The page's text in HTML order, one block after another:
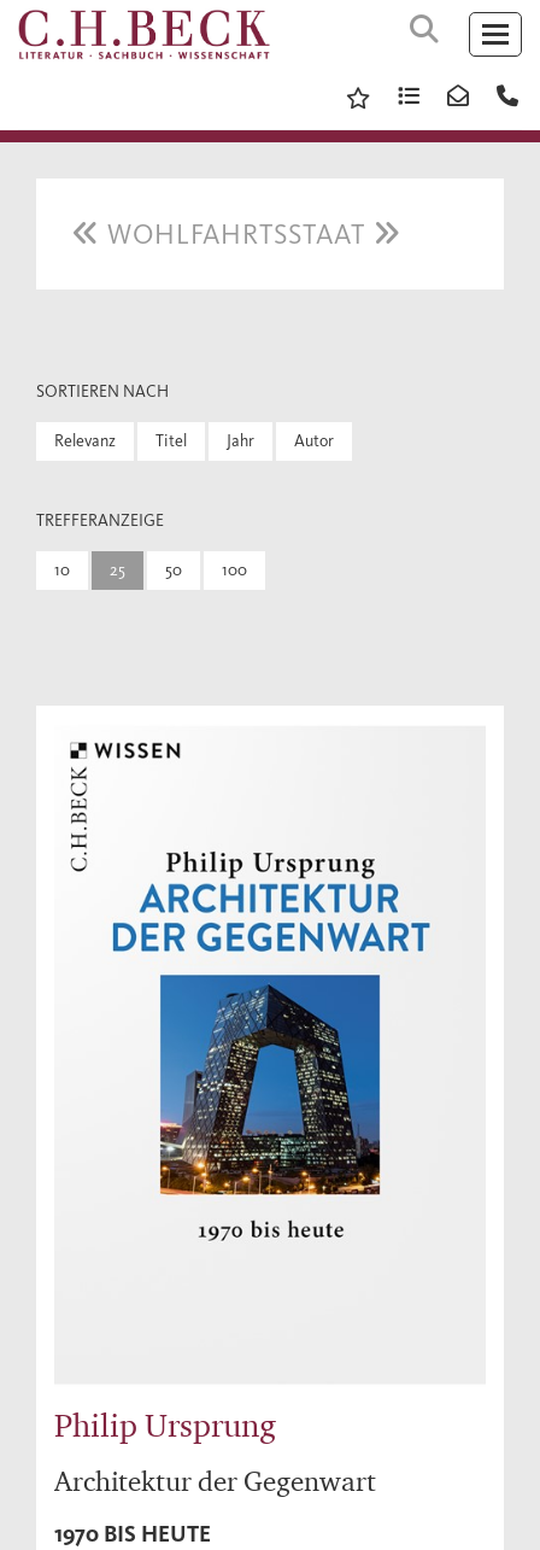
WOHLFAHRTSSTAAT
SORTIEREN NACH
Relevanz Titel Jahr Autor
TREFFERANZEIGE
10 25 50 100
Philip Ursprung
Architektur der Gegenwart
1970 BIS HEUTE